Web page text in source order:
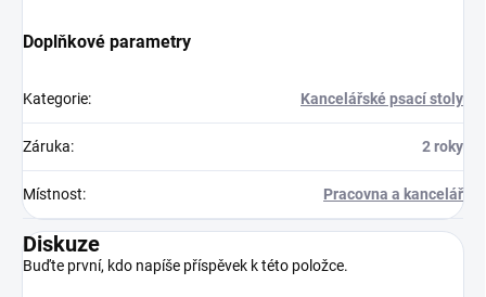
Doplňkové parametry
Kategorie: Kancelářské psací stoly
Záruka: 2 roky
Místnost: Pracovna a kancelář
Diskuze
Buďte první, kdo napíše příspěvek k této položce.